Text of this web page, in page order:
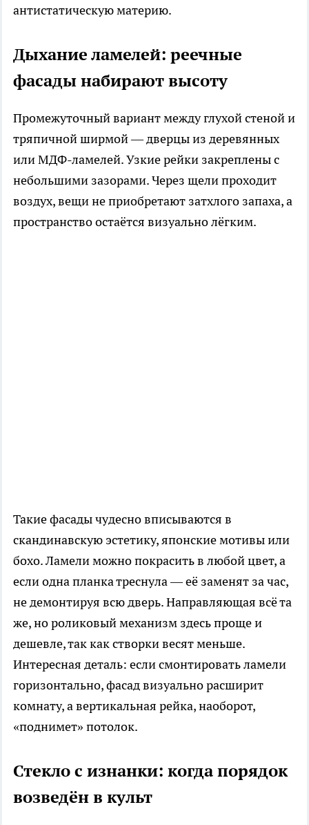
антистатическую материю.
Дыхание ламелей: реечные
фасады набирают высоту
Промежуточный вариант между глухой стеной и
тряпичной ширмой — дверцы из деревянных
или МДФ-ламелей. Узкие рейки закреплены с
небольшими зазорами. Через щели проходит
воздух, вещи не приобретают затхлого запаха, а
пространство остаётся визуально лёгким.
Такие фасады чудесно вписываются в
скандинавскую эстетику, японские мотивы или
бохо. Ламели можно покрасить в любой цвет, а
если одна планка треснула — её заменят за час,
не демонтируя всю дверь. Направляющая всё та
же, но роликовый механизм здесь проще и
дешевле, так как створки весят меньше.
Интересная деталь: если смонтировать ламели
горизонтально, фасад визуально расширит
комнату, а вертикальная рейка, наоборот,
«поднимет» потолок.
Стекло с изнанки: когда порядок
возведён в культ